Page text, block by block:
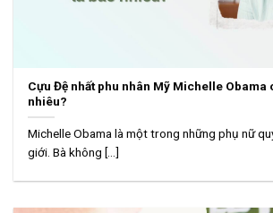
Cựu Đệ nhất phu nhân Mỹ Michelle Obama
nhiêu?
Michelle Obama là một trong những phụ nữ
giới. Bà không [...]